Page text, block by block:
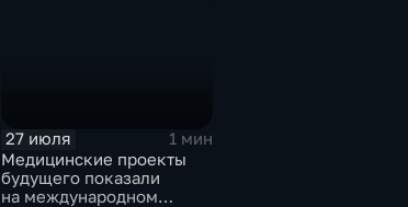
27 июля
1 мин
Медицинские проекты
будущего показали
на международном